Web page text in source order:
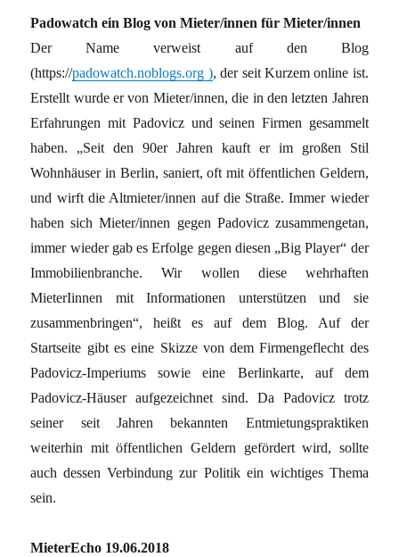
Padowatch ein Blog von Mieter/innen für Mieter/innen
Der Name verweist auf den Blog
(https://padowatch.noblogs.org ), der seit Kurzem online ist.
Erstellt wurde er von Mieter/innen, die in den letzten Jahren
Erfahrungen mit Padovicz und seinen Firmen gesammelt
haben. „Seit den 90er Jahren kauft er im großen Stil
Wohnhäuser in Berlin, saniert, oft mit öffentlichen Geldern,
und wirft die Altmieter/innen auf die Straße. Immer wieder
haben sich Mieter/innen gegen Padovicz zusammengetan,
immer wieder gab es Erfolge gegen diesen „Big Player“ der
Immobilienbranche. Wir wollen diese wehrhaften
MieterIinnen mit Informationen unterstützen und sie
zusammenbringen“, heißt es auf dem Blog. Auf der
Startseite gibt es eine Skizze von dem Firmengeflecht des
Padovicz-Imperiums sowie eine Berlinkarte, auf dem
Padovicz-Häuser aufgezeichnet sind. Da Padovicz trotz
seiner seit Jahren bekannten Entmietungspraktiken
weiterhin mit öffentlichen Geldern gefördert wird, sollte
auch dessen Verbindung zur Politik ein wichtiges Thema
sein.
MieterEcho 19.06.2018